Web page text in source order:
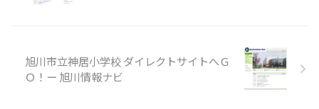
旭川市立神居小学校 ダイレクトサイトへＧ
Ｏ！ー 旭川情報ナビ